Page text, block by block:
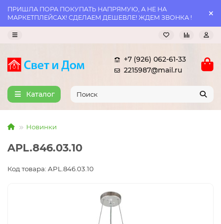
ПРИШЛА ПОРА ПОКУПАТЬ НАПРЯМУЮ, А НЕ НА
МАРКЕТПЛЕЙСАХ! СДЕЛАЕМ ДЕШЕВЛЕ! ЖДЕМ ЗВОНКА !
+7 (926) 062-61-33
2215987@mail.ru
Каталог
Новинки
APL.846.03.10
Код товара: APL.846.03.10